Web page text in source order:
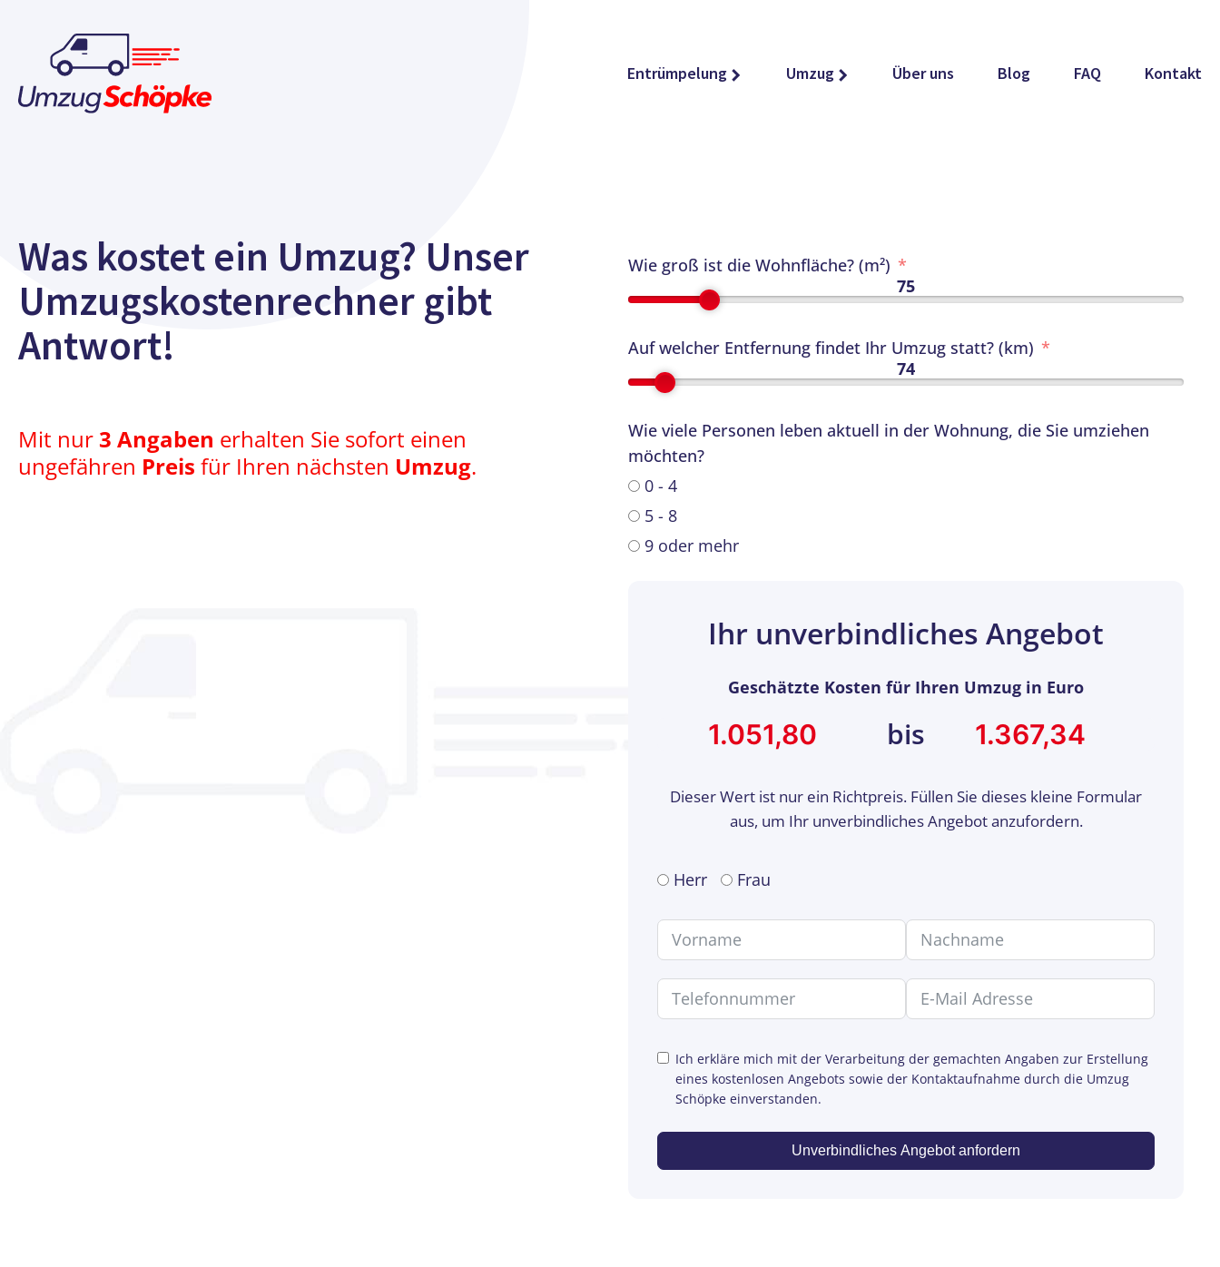
Entrümpelung Umzug Über uns Blog FAQ Kontakt
Was kostet ein Umzug? Unser
Umzugskostenrechner gibt
Antwort!
Mit nur 3 Angaben erhalten Sie sofort einen
ungefähren Preis für Ihren nächsten Umzug.
Wie groß ist die Wohnfläche? (m²)
75
Auf welcher Entfernung findet Ihr Umzug statt? (km)
74
Wie viele Personen leben aktuell in der Wohnung, die Sie umziehen
möchten?
0 - 4
5 - 8
9 oder mehr
Ihr unverbindliches Angebot
Geschätzte Kosten für Ihren Umzug in Euro
bis
Dieser Wert ist nur ein Richtpreis. Füllen Sie dieses kleine Formular
aus, um Ihr unverbindliches Angebot anzufordern.
Herr Frau
Ich erkläre mich mit der Verarbeitung der gemachten Angaben zur Erstellung
eines kostenlosen Angebots sowie der Kontaktaufnahme durch die Umzug
Schöpke einverstanden.
Unverbindliches Angebot anfordern